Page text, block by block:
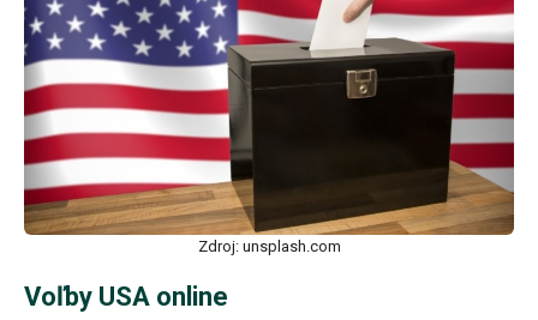
Zdroj: unsplash.com
Voľby USA online